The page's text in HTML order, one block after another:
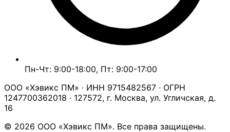
Пн-Чт: 9:00-18:00, Пт: 9:00-17:00
ООО «Хэвикс ПМ» · ИНН 9715482567 · ОГРН
1247700362018 · 127572, г. Москва, ул. Угличская, д.
16
© 2026 ООО «Хэвикс ПМ». Все права защищены.